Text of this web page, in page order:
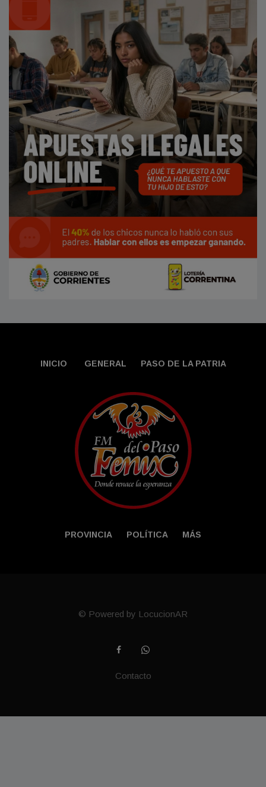
INICIO GENERAL PASO DE LA PATRIA
PROVINCIA POLÍTICA MÁS
© Powered by LocucionAR
Contacto